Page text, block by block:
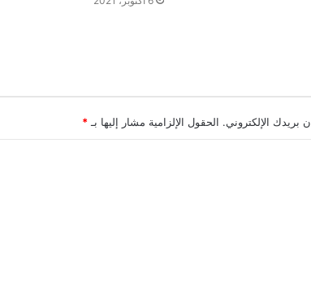
بريدك الإلكتروني. الحقول الإلزامية مشار إليها بـ *